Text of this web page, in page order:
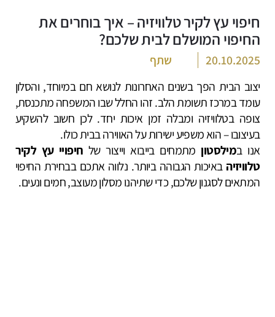
חיפוי עץ לקיר טלוויזיה – איך בוחרים את
החיפוי המושלם לבית שלכם?
20.10.2025
שתף
יצוב הבית הפך בשנים האחרונות לנושא חם במיוחד, והסלון
עומד במרכז תשומת הלב. זהו החלל שבו המשפחה מתכנסת,
צופה בטלוויזיה ומבלה זמן איכות יחד. לכן חשוב להשקיע
בעיצובו – הוא משפיע ישירות על האווירה בבית כולו.
אנו במילסטון מתמחים בייבוא וייצור של חיפויי עץ לקיר
טלוויזיה באיכות הגבוהה ביותר. נלווה אתכם בבחירת החיפוי
המתאים לסגנון שלכם, כדי שתיהנו מסלון מעוצב, חמים ונעים.